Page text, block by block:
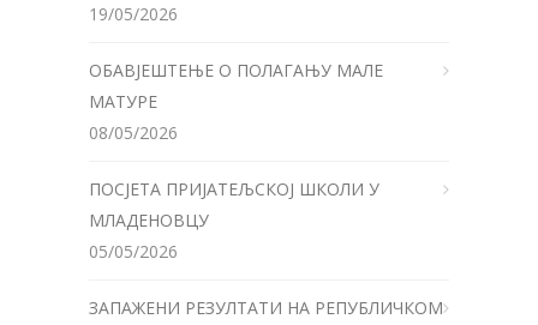
19/05/2026
ОБАВЈЕШТЕЊЕ О ПОЛАГАЊУ МАЛЕ
МАТУРЕ
08/05/2026
ПОСЈЕТА ПРИЈАТЕЉСКОЈ ШКОЛИ У
МЛАДЕНОВЦУ
05/05/2026
ЗАПАЖЕНИ РЕЗУЛТАТИ НА РЕПУБЛИЧКОМ